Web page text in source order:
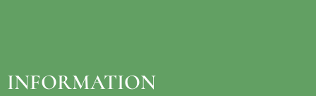
INFORMATION